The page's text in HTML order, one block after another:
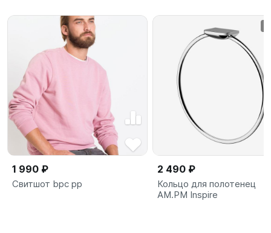
1 990 ₽
Свитшот bpc pp
2 490 ₽
Кольцо для полотенец
AM.PM Inspire